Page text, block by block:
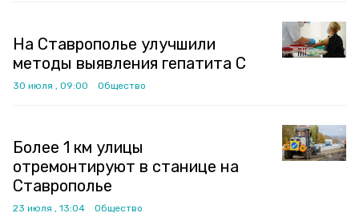
На Ставрополье улучшили
методы выявления гепатита C
30 июля , 09:00 Общество
Более 1 км улицы
отремонтируют в станице на
Ставрополье
23 июля , 13:04 Общество